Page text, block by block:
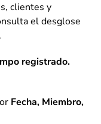
clientes y
el desglose
registrado.
Fecha, Miembro,